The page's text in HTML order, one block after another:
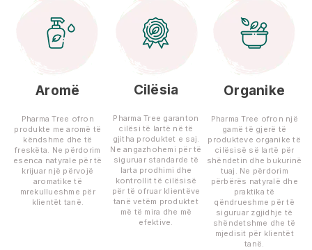
Aromë
Pharma Tree ofron
produkte me aromë të
këndshme dhe të
freskëta. Ne përdorim
esenca natyrale për të
krijuar një përvojë
aromatike të
mrekullueshme për
klientët tanë.
Cilësia
Pharma Tree garanton
cilësi të lartë në të
gjitha produktet e saj.
Ne angazhohemi për të
siguruar standarde të
larta prodhimi dhe
kontrollit të cilësisë
për të ofruar klientëve
tanë vetëm produktet
më të mira dhe më
efektive.
Organike
Pharma Tree ofron një
gamë të gjerë të
produkteve organike të
cilësisë së lartë për
shëndetin dhe bukurinë
tuaj. Ne përdorim
përbërës natyralë dhe
praktika të
qëndrueshme për të
siguruar zgjidhje të
shëndetshme dhe të
mjedisit për klientët
tanë.